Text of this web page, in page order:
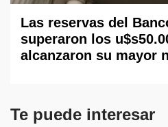
Las reservas del
superaron los
alcanzaron su mayor
Te puede interesar